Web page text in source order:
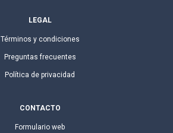
LEGAL
Términos y condiciones
Preguntas frecuentes
Política de privacidad
CONTACTO
Formulario web